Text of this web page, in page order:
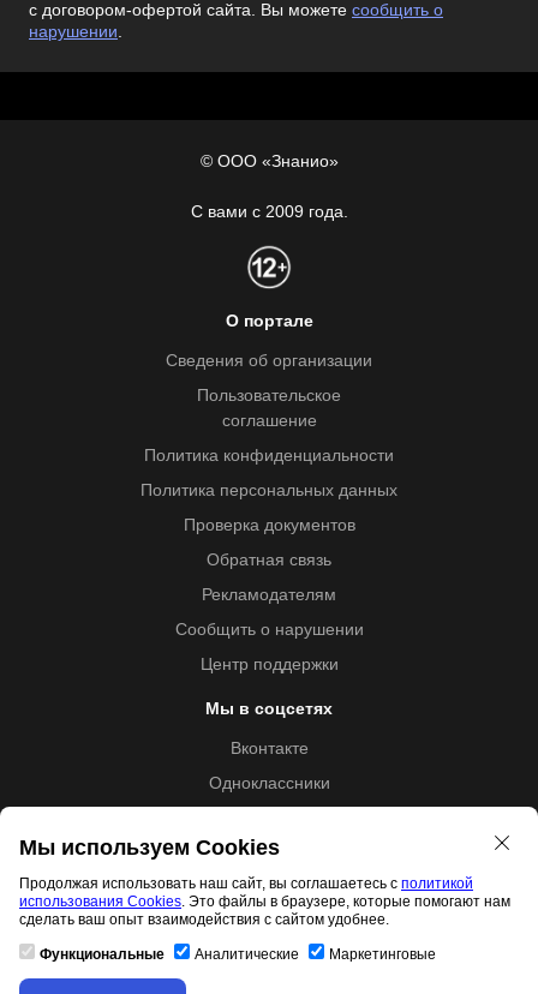
с договором-офертой сайта. Вы можете сообщить о
нарушении.
© ООО «Знанио»
С вами с 2009 года.
О портале
Сведения об организации
Пользовательское
соглашение
Политика конфиденциальности
Политика персональных данных
Проверка документов
Обратная связь
Рекламодателям
Сообщить о нарушении
Центр поддержки
Мы в соцсетях
Вконтакте
Одноклассники
Образовательная лицензия №5257 от 09.09.2020 (Л035-
01253-67/00192487)
Мы используем Cookies
Продолжая использовать наш сайт, вы соглашаетесь с политикой
использования Cookies. Это файлы в браузере, которые помогают нам
сделать ваш опыт взаимодействия с сайтом удобнее.
Функциональные Аналитические Маркетинговые